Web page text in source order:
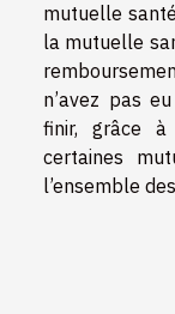
mutuelle
la mutuelle
n’avez pas
finir, grâce à
certaines
l’ensemble